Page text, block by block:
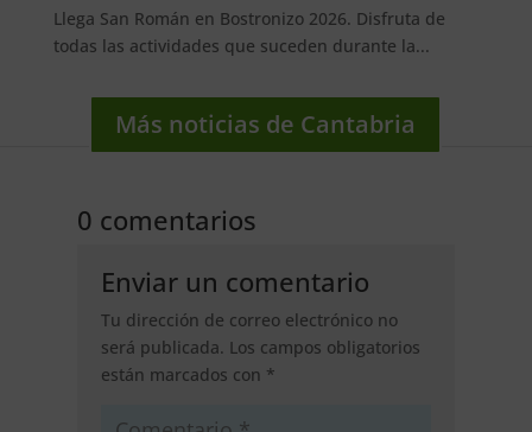
Llega San Román en Bostronizo 2026. Disfruta de
todas las actividades que suceden durante la...
Más noticias de Cantabria
0 comentarios
Enviar un comentario
Tu dirección de correo electrónico no
será publicada. Los campos obligatorios
están marcados con *